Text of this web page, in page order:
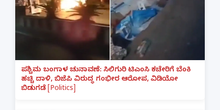
ಪಶ್ಚಿಮ ಬಂಗಾಳ ಚುನಾವಣೆ: ಸಿಲಿಗುರಿ ಟಿಎಂಸಿ ಕಚೇರಿಗೆ ಬೆಂಕಿ
ಹಚ್ಚಿ ದಾಳಿ, ಬಿಜೆಪಿ ವಿರುದ್ಧ ಗಂಭೀರ ಆರೋಪ, ವಿಡಿಯೋ
ಬಿಡುಗಡೆ [Politics]